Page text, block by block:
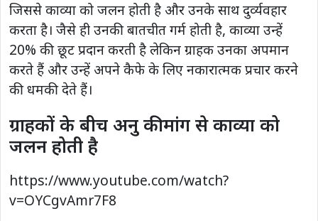
जिससे काव्या को जलन होती है और उनके साथ दुर्व्यवहार
करता है। जैसे ही उनकी बातचीत गर्म होती है, काव्या उन्हें
20% की छूट प्रदान करती है लेकिन ग्राहक उनका अपमान
करते हैं और उन्हें अपने कैफे के लिए नकारात्मक प्रचार करने
की धमकी देते हैं।
ग्राहकों के बीच अनु की मांग से काव्या को
जलन होती है
https://www.youtube.com/watch?
v=OYCgvAmr7F8